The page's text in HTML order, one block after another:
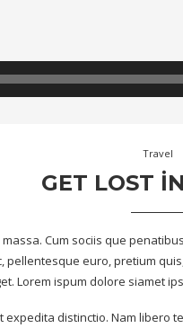
Travel
GET LOST
Cum sociis que
pellentesque euro, pretium
Lorem ispum dolore siamet
distinctio. Nam libero